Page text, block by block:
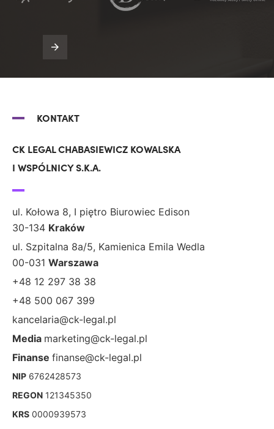
KONTAKT
CK LEGAL CHABASIEWICZ KOWALSKA
I WSPÓLNICY S.K.A.
ul. Kołowa 8, I piętro Biurowiec Edison
30-134 Kraków
ul. Szpitalna 8a/5, Kamienica Emila Wedla
00-031 Warszawa
+48 12 297 38 38
+48 500 067 399
kancelaria@ck-legal.pl
Media marketing@ck-legal.pl
Finanse finanse@ck-legal.pl
NIP 6762428573
REGON 121345350
KRS 0000939573